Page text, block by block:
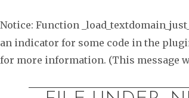
Notice: Function
an indicator for some code in the
for more information. (This message